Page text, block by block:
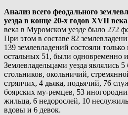
Анализ всего феодального
уезда в конце 20-х годов XVII
века в Муромском уезде было 272
При этом в составе 82
139 землевладений состояли
остальных 51, были одновременно
Землевладельцами уезда являлись 5
стольников, окольничий,
стряпчих, 4 дьяка, подьячий, 76
боярских му-ремцев, 53
жильца, 6 недорослей, 10
вдовы и 6 девок.